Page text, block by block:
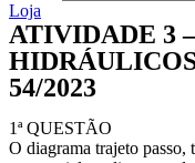
Loja
ATIVIDADE 3
54/2023
1ª QUESTÃO
O diagrama trajeto passo,